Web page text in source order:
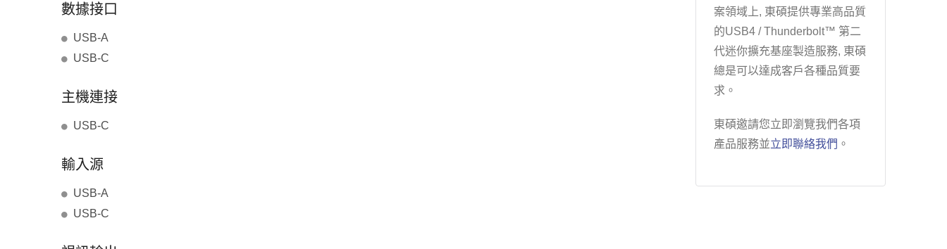
數據接口
USB-A
USB-C
主機連接
USB-C
輸入源
USB-A
USB-C
案領域上, 東碩提供專業高品質
的USB4 / Thunderbolt™ 第二
代迷你擴充基座製造服務, 東碩
總是可以達成客戶各種品質要
求。
東碩邀請您立即瀏覽我們各項
產品服務並立即聯絡我們 。